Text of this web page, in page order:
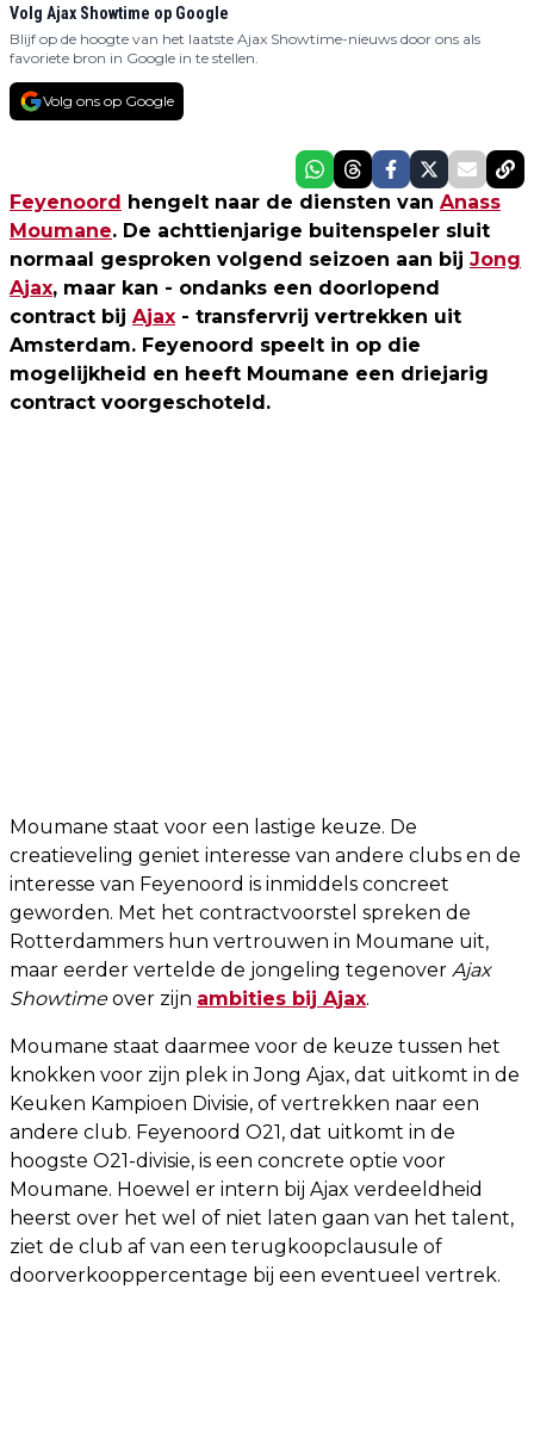
Volg Ajax Showtime op Google
Blijf op de hoogte van het laatste Ajax Showtime-nieuws door ons als
favoriete bron in Google in te stellen.
Volg ons op Google
Feyenoord hengelt naar de diensten van Anass
Moumane. De achttienjarige buitenspeler sluit
normaal gesproken volgend seizoen aan bij Jong
Ajax, maar kan - ondanks een doorlopend
contract bij Ajax - transfervrij vertrekken uit
Amsterdam. Feyenoord speelt in op die
mogelijkheid en heeft Moumane een driejarig
contract voorgeschoteld.
Moumane staat voor een lastige keuze. De
creatieveling geniet interesse van andere clubs en de
interesse van Feyenoord is inmiddels concreet
geworden. Met het contractvoorstel spreken de
Rotterdammers hun vertrouwen in Moumane uit,
maar eerder vertelde de jongeling tegenover Ajax
Showtimeover zijn ambities bij Ajax.
Moumane staat daarmee voor de keuze tussen het
knokken voor zijn plek in Jong Ajax, dat uitkomt in de
Keuken Kampioen Divisie, of vertrekken naar een
andere club. Feyenoord O21, dat uitkomt in de
hoogste O21-divisie, is een concrete optie voor
Moumane. Hoewel er intern bij Ajax verdeeldheid
heerst over het wel of niet laten gaan van het talent,
ziet de club af van een terugkoopclausule of
doorverkooppercentage bij een eventueel vertrek.